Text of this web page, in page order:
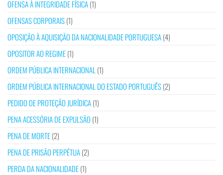
OFENSA À INTEGRIDADE FÍSICA(1)
OFENSAS CORPORAIS(1)
OPOSIÇÃO À AQUISIÇÃO DA NACIONALIDADE PORTUGUESA(4)
OPOSITOR AO REGIME(1)
ORDEM PÚBLICA INTERNACIONAL (1)
ORDEM PÚBLICA INTERNACIONAL DO ESTADO PORTUGUÊS(2)
PEDIDO DE PROTEÇÃO JURÍDICA(1)
PENA ACESSÓRIA DE EXPULSÃO (1)
PENA DE MORTE(2)
PENA DE PRISÃO PERPÉTUA(2)
PERDA DA NACIONALIDADE(1)